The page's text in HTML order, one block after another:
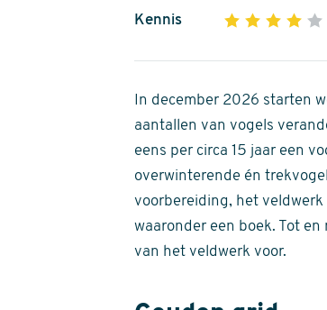
Kennis 1 2 3 4
of
5
stars
In december 2026 starten
aantallen van vogels
eens per circa 15 jaar een
overwinterende én
voorbereiding, het
waaronder een boek. Tot
van het veldwerk voor.